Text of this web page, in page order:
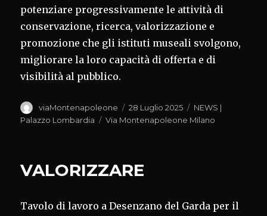
potenziare progressivamente le attività di
conservazione, ricerca, valorizzazione e
promozione che gli istituti museali svolgono,
migliorare la loro capacità di offerta e di
visibilità al pubblico.
Autore
viaMontenapoleone
Pubblicato
il
28 Luglio 2025 Categorie
NEWS |
Palazzo Lombardia
Tag
Via Montenapoleone Milano
VALORIZZARE
Tavolo di lavoro a Desenzano del Garda per il